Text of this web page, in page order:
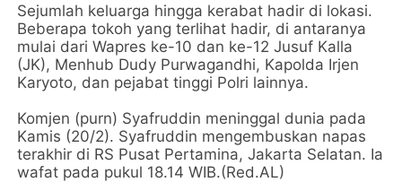
Sejumlah keluarga hingga kerabat hadir di lokasi.
Beberapa tokoh yang terlihat hadir, di antaranya
mulai dari Wapres ke-10 dan ke-12 Jusuf Kalla
(JK), Menhub Dudy Purwagandhi, Kapolda Irjen
Karyoto, dan pejabat tinggi Polri lainnya.
Komjen (purn) Syafruddin meninggal dunia pada
Kamis (20/2). Syafruddin mengembuskan napas
terakhir di RS Pusat Pertamina, Jakarta Selatan. Ia
wafat pada pukul 18.14 WIB.(Red.AL)